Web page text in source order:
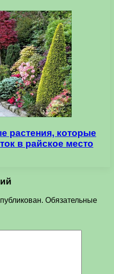
растения, которые
в райское место
Обязательные